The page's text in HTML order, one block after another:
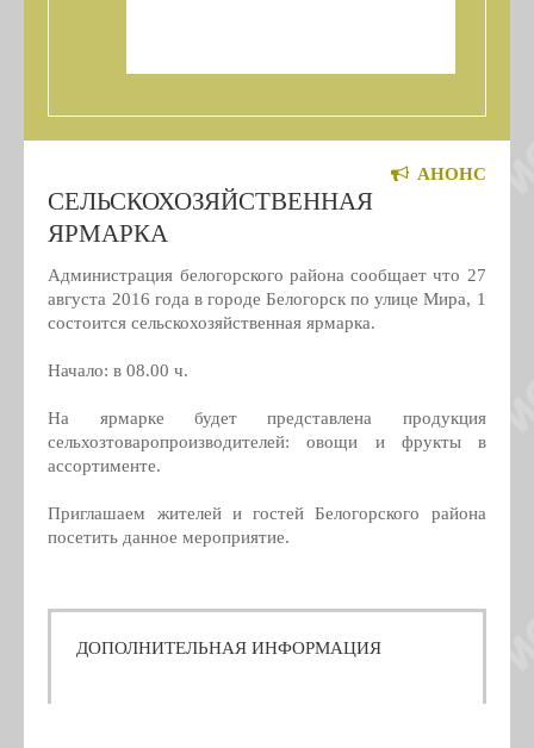
АНОНС
СЕЛЬСКОХОЗЯЙСТВЕННАЯ
ЯРМАРКА
Администрация белогорского района сообщает что 27
августа 2016 года в городе Белогорск по улице Мира, 1
состоится сельскохозяйственная ярмарка.
Начало: в 08.00 ч.
На ярмарке будет представлена продукция
сельхозтоваропроизводителей: овощи и фрукты в
ассортименте.
Приглашаем жителей и гостей Белогорского района
посетить данное мероприятие.
ДОПОЛНИТЕЛЬНАЯ ИНФОРМАЦИЯ